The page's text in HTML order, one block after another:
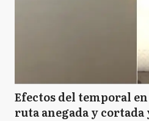
A Azul
Efectos del temporal
ruta anegada y